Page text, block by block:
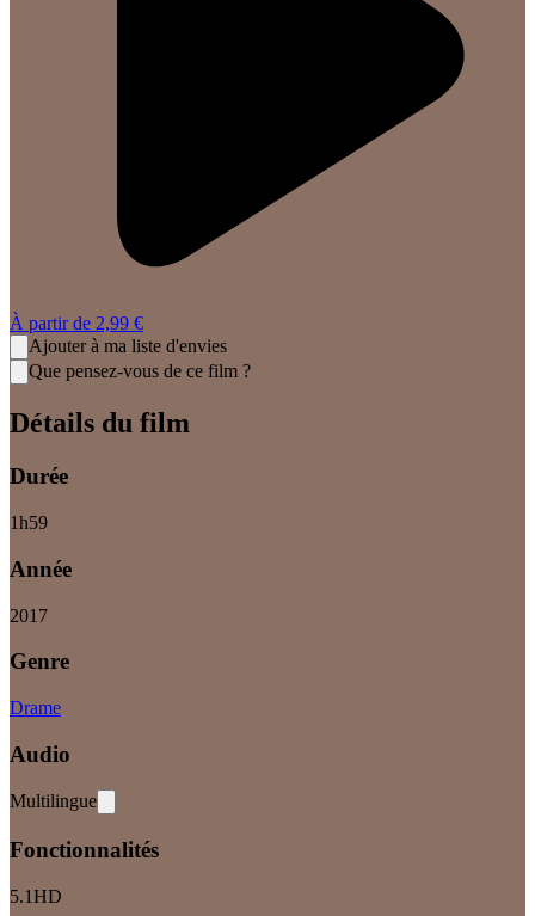
À partir de 2,99 €
Ajouter à ma liste d'envies
Que pensez-vous de ce film ?
Détails du film
Durée
1h59
Année
2017
Genre
Drame
Audio
Multilingue
Fonctionnalités
5.1HD